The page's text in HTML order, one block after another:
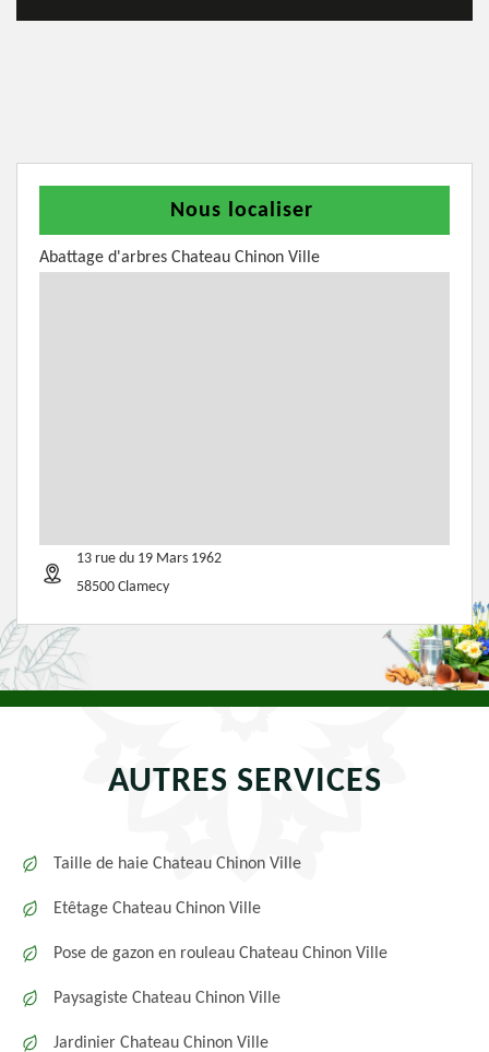
Nous localiser
Abattage d'arbres Chateau Chinon Ville
13 rue du 19 Mars 1962
58500 Clamecy
AUTRES SERVICES
Taille de haie Chateau Chinon Ville
Etêtage Chateau Chinon Ville
Pose de gazon en rouleau Chateau Chinon Ville
Paysagiste Chateau Chinon Ville
Jardinier Chateau Chinon Ville